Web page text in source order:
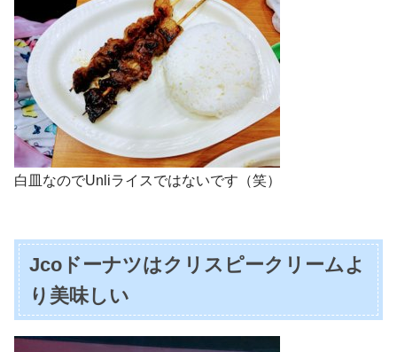
白皿なのでUnliライスではないです（笑）
Jcoドーナツはクリスピークリームよ
り美味しい